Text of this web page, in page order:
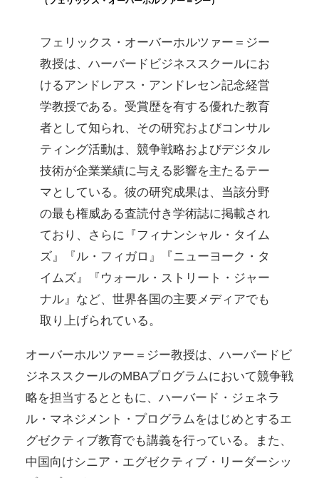
フェリックス・オーバーホルツァー＝ジー
教授は、ハーバードビジネススクールにお
けるアンドレアス・アンドレセン記念経営
学教授である。受賞歴を有する優れた教育
者として知られ、その研究およびコンサル
ティング活動は、競争戦略およびデジタル
技術が企業業績に与える影響を主たるテー
マとしている。彼の研究成果は、当該分野
の最も権威ある査読付き学術誌に掲載され
ており、さらに『フィナンシャル・タイム
ズ』『ル・フィガロ』『ニューヨーク・タ
イムズ』『ウォール・ストリート・ジャー
ナル』など、世界各国の主要メディアでも
取り上げられている。
オーバーホルツァー＝ジー教授は、ハーバードビ
ジネススクールのMBAプログラムにおいて競争戦
略を担当するとともに、ハーバード・ジェネラ
ル・マネジメント・プログラムをはじめとするエ
グゼクティブ教育でも講義を行っている。また、
中国向けシニア・エグゼクティブ・リーダーシッ